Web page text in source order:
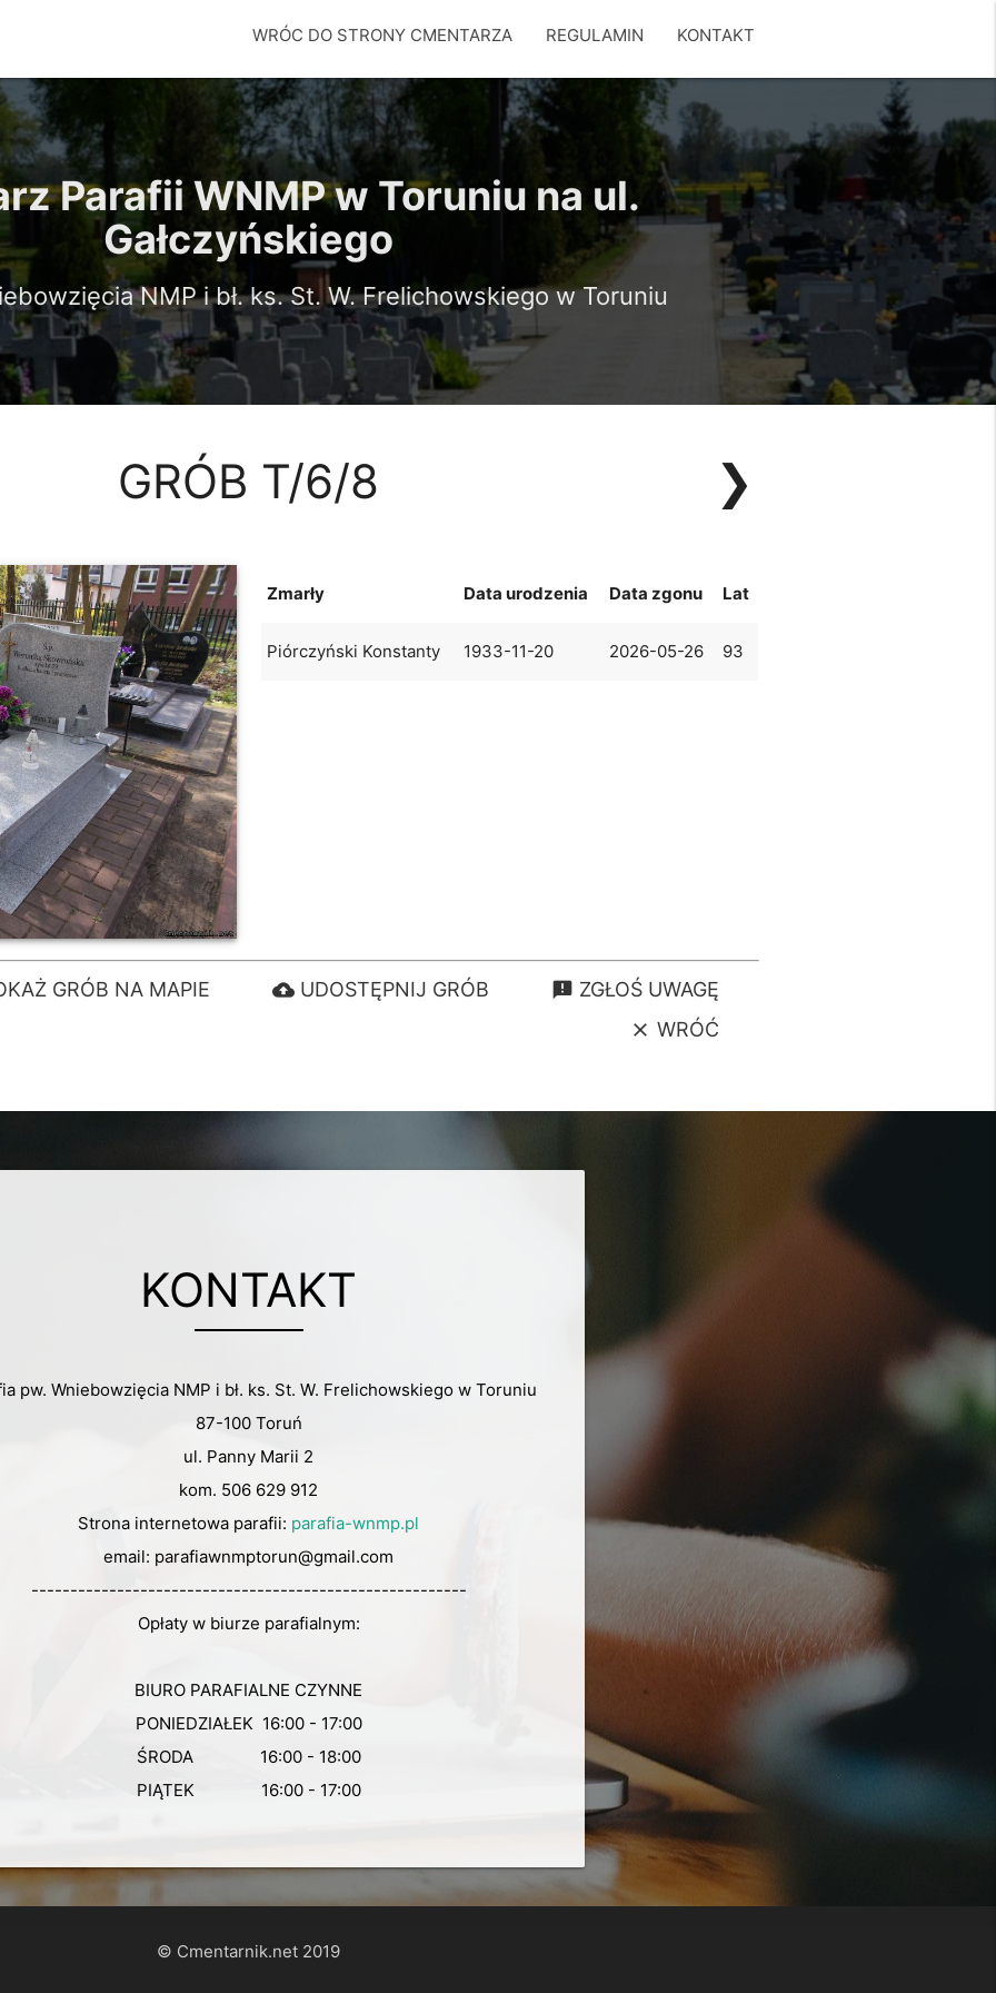
WRÓC DO STRONY CMENTARZA REGULAMIN KONTAKT
Parafii WNMP w Toruniu na ul.
Gałczyńskiego
NMP i bł. ks. St. W. Frelichowskiego w Toruniu
❯
GRÓB T/6/8
Zmarły Data urodzenia Data zgonu Lat
Piórczyński Konstanty 1933-11-20 2026-05-26 93
GRÓB NA MAPIE cloud_upload UDOSTĘPNIJ GRÓB announcement ZGŁOŚ UWAGĘ
clear WRÓĆ
KONTAKT
pw. Wniebowzięcia NMP i bł. ks. St. W. Frelichowskiego w Toruniu
87-100 Toruń
ul. Panny Marii 2
kom. 506 629 912
Strona internetowa parafii: parafia-wnmp.pl
email: parafiawnmptorun@gmail.com
--------------------------------------------------------
Opłaty w biurze parafialnym:
BIURO PARAFIALNE CZYNNE
PONIEDZIAŁEK 16:00 - 17:00
ŚRODA 16:00 - 18:00
PIĄTEK 16:00 - 17:00
© Cmentarnik.net 2019